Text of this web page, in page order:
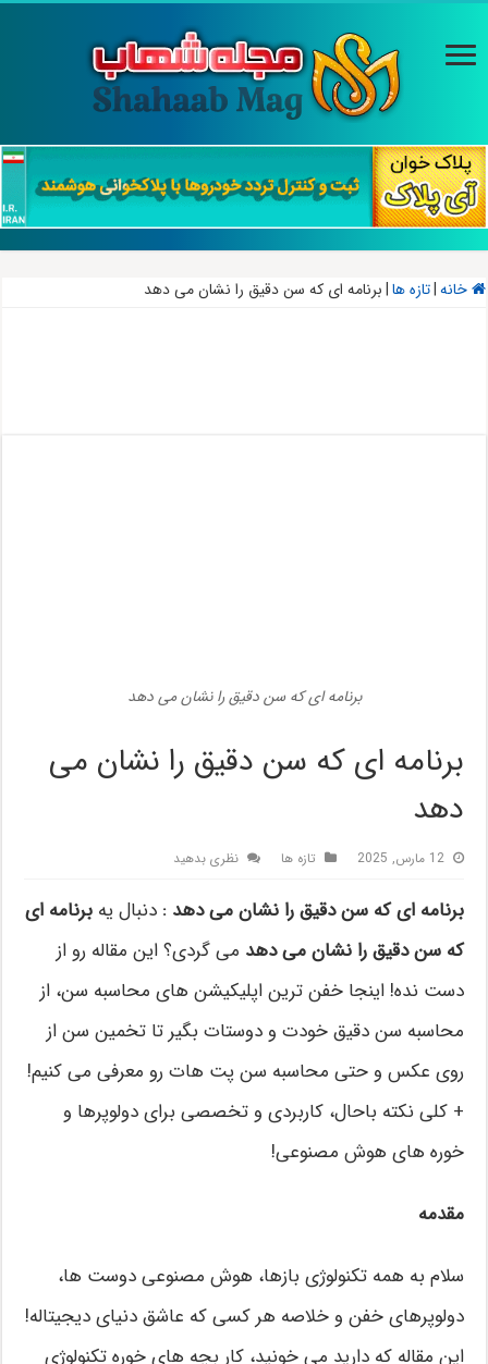
خانه|تازه ها|برنامه ای که سن دقیق را نشان می دهد
برنامه ای که سن دقیق را نشان می دهد
برنامه ای که سن دقیق را نشان می
دهد
12 مارس, 2025 تازه ها نظری بدهید
برنامه ای که سن دقیق را نشان می دهد :دنبال یهبرنامه ای
که سن دقیق را نشان می دهد می گردی؟ این مقاله رو از
دست نده! اینجا خفن ترین اپلیکیشن های محاسبه سن، از
محاسبه سن دقیق خودت و دوستات بگیر تا تخمین سن از
روی عکس و حتی محاسبه سن پت هات رو معرفی می کنیم!
+ کلی نکته باحال، کاربردی و تخصصی برای دولوپرها و
خوره های هوش مصنوعی!
مقدمه
سلام به همه تکنولوژی بازها، هوش مصنوعی دوست ها،
دولوپرهای خفن و خلاصه هر کسی که عاشق دنیای دیجیتاله!
این مقاله که دارید می خونید، کار بچه های خوره تکنولوژی